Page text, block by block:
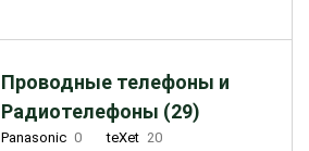
Проводные телефоны и
Радиотелефоны (29)
Panasonic 0 teXet 20